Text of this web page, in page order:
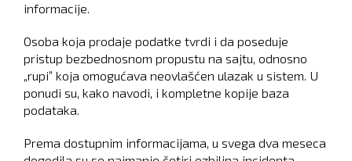
informacije.
Osoba koja prodaje podatke tvrdi i da poseduje
pristup bezbednosnom propustu na sajtu, odnosno
„rupi” koja omogućava neovlašćen ulazak u sistem. U
ponudi su, kako navodi, i kompletne kopije baza
podataka.
Prema dostupnim informacijama, u svega dva meseca